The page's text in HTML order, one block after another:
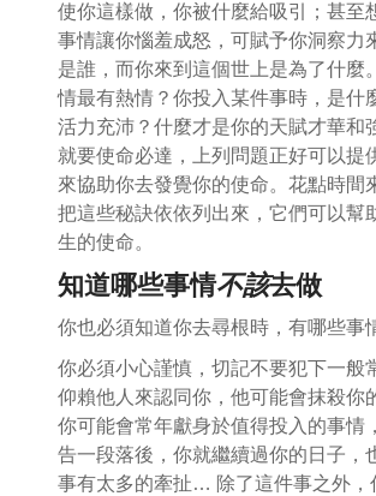
使你這樣做，你被什麼給吸引；甚至
事情讓你惱羞成怒，可賦予你洞察力
是誰，而你來到這個世上是為了什麼
情最有熱情？你投入某件事時，是什
活力充沛？什麼才是你的天賦才華和
就要使命必達，上列問題正好可以提
來協助你去發覺你的使命。花點時間
把這些秘訣依依列出來，它們可以幫
生的使命。
知道哪些事情不該去做
你也必須知道你去尋根時，有哪些事
你必須小心謹慎，切記不要犯下一般
仰賴他人來認同你，他可能會抹殺你
你可能會常年獻身於值得投入的事情
告一段落後，你就繼續過你的日子，
事有太多的牽扯… 除了這件事之外，